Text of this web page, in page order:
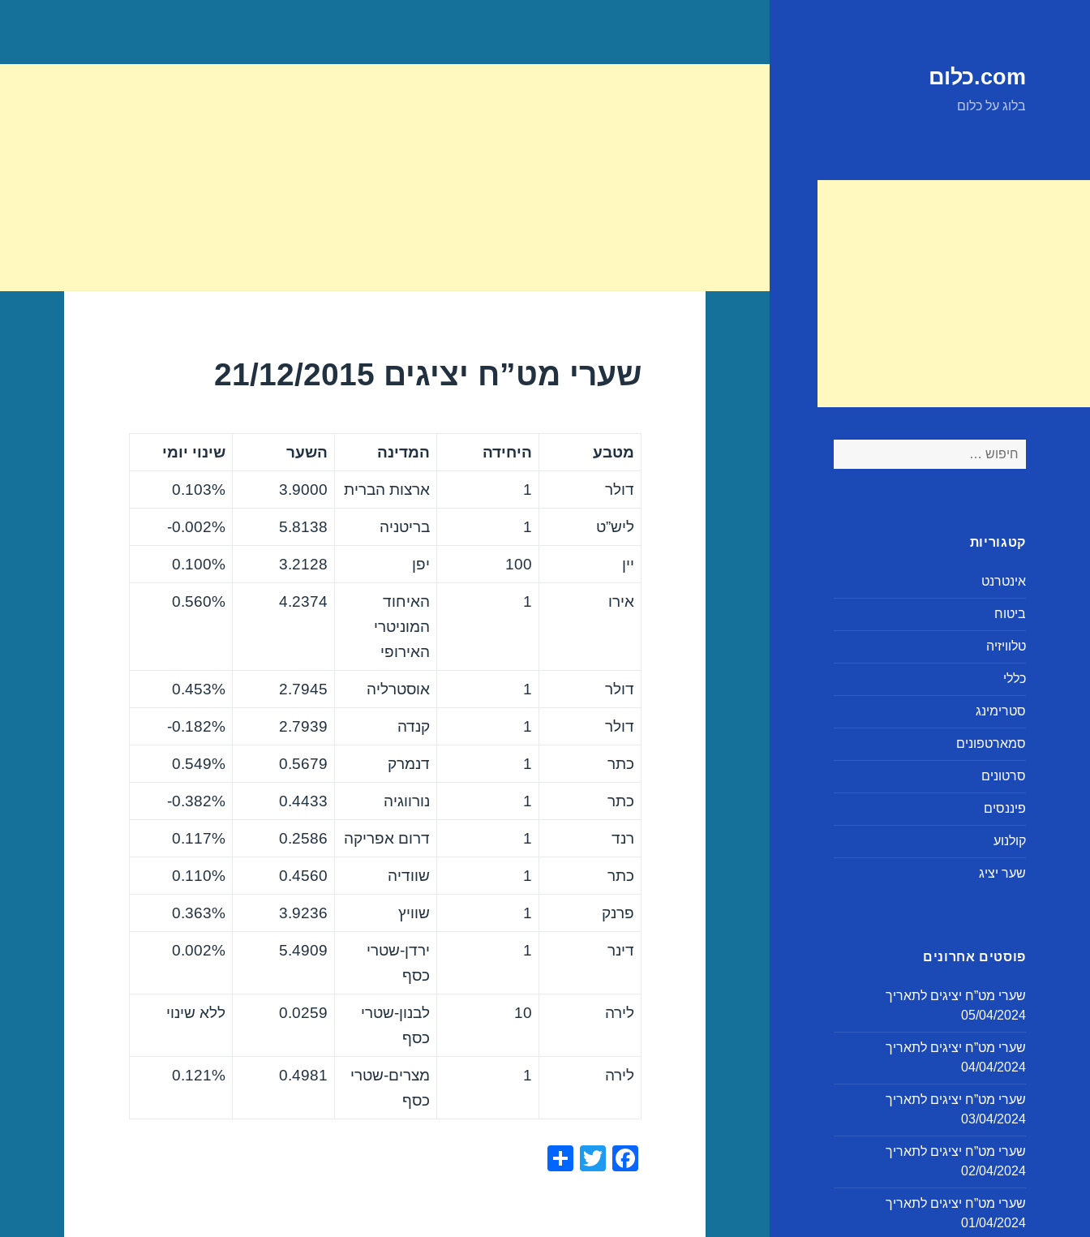
com.כלום
בלוג על כלום
חיפוש:
קטגוריות
אינטרנט
ביטוח
טלוויזיה
כללי
סטרימינג
סמארטפונים
סרטונים
פיננסים
קולנוע
שער יציג
פוסטים אחרונים
שערי מט”ח יציגים לתאריך
05/04/2024
שערי מט”ח יציגים לתאריך
04/04/2024
שערי מט”ח יציגים לתאריך
03/04/2024
שערי מט”ח יציגים לתאריך
02/04/2024
שערי מט”ח יציגים לתאריך
01/04/2024
שערי מט”ח יציגים 21/12/2015
מטבע היחידה המדינה השער שינוי יומי
דולר 1 ארצות הברית 3.9000
0.103%
ליש”ט 1 בריטניה 5.8138
0.002%-
יין 100 יפן 3.2128
0.100%
אירו 1
האיחוד
המוניטרי
האירופי
4.2374
0.560%
דולר 1 אוסטרליה 2.7945
0.453%
דולר 1 קנדה 2.7939
0.182%-
כתר 1 דנמרק 0.5679
0.549%
כתר 1 נורווגיה 0.4433
0.382%-
רנד 1 דרום אפריקה 0.2586
0.117%
כתר 1 שוודיה 0.4560
0.110%
פרנק 1 שוויץ 3.9236
0.363%
דינר 1
ירדן-שטרי
כסף
5.4909
0.002%
לירה 10
לבנון-שטרי
כסף
0.0259 ללא שינוי
לירה 1
מצרים-שטרי
כסף
0.4981
0.121%
F
T